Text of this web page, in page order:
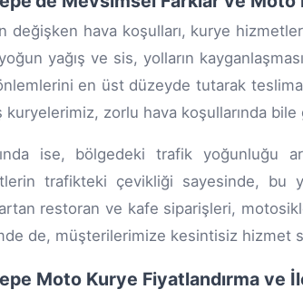
değişken hava koşulları, kurye
yağış ve sis, yolların
en üst düzeyde tutarak
kuryelerimiz, zorlu hava koşullarında
ise, bölgedeki trafik yoğunluğu
trafikteki çevikliği sayesinde, bu
artan restoran ve kafe siparişleri,
de, müşterilerimize kesintisiz hizmet
Moto Kurye Fiyatlandırma ve